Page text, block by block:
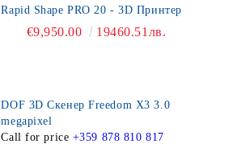
Rapid Shape PRO 20 - 3D Принтер
€9,950.00 19460.51лв.
DOF 3D Скенер Freedom X3 3.0
megapixel
Call for price +359 878 810 817